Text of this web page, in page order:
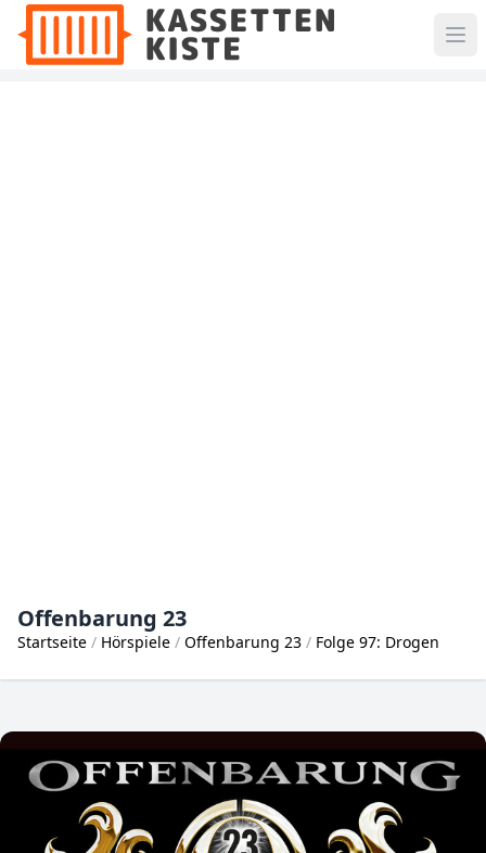
Offenbarung 23
Startseite Hörspiele Offenbarung 23 Folge 97: Drogen